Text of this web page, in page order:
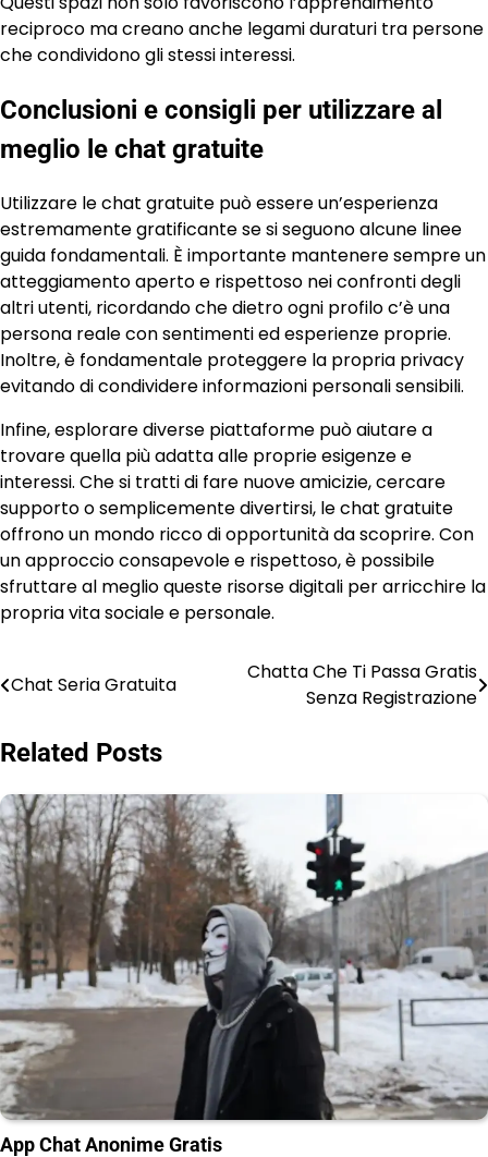
reciproco ma creano anche legami duraturi tra persone
che condividono gli stessi interessi.
Conclusioni e consigli per utilizzare al
meglio le chat gratuite
Utilizzare le chat gratuite può essere un’esperienza
estremamente gratificante se si seguono alcune linee
guida fondamentali. È importante mantenere sempre un
atteggiamento aperto e rispettoso nei confronti degli
altri utenti, ricordando che dietro ogni profilo c’è una
persona reale con sentimenti ed esperienze proprie.
Inoltre, è fondamentale proteggere la propria privacy
evitando di condividere informazioni personali sensibili.
Infine, esplorare diverse piattaforme può aiutare a
trovare quella più adatta alle proprie esigenze e
interessi. Che si tratti di fare nuove amicizie, cercare
supporto o semplicemente divertirsi, le chat gratuite
offrono un mondo ricco di opportunità da scoprire. Con
un approccio consapevole e rispettoso, è possibile
sfruttare al meglio queste risorse digitali per arricchire la
propria vita sociale e personale.
Post
Chat Seria Gratuita
Chatta Che Ti Passa Gratis
Senza Registrazione
Related Posts
App Chat Anonime Gratis